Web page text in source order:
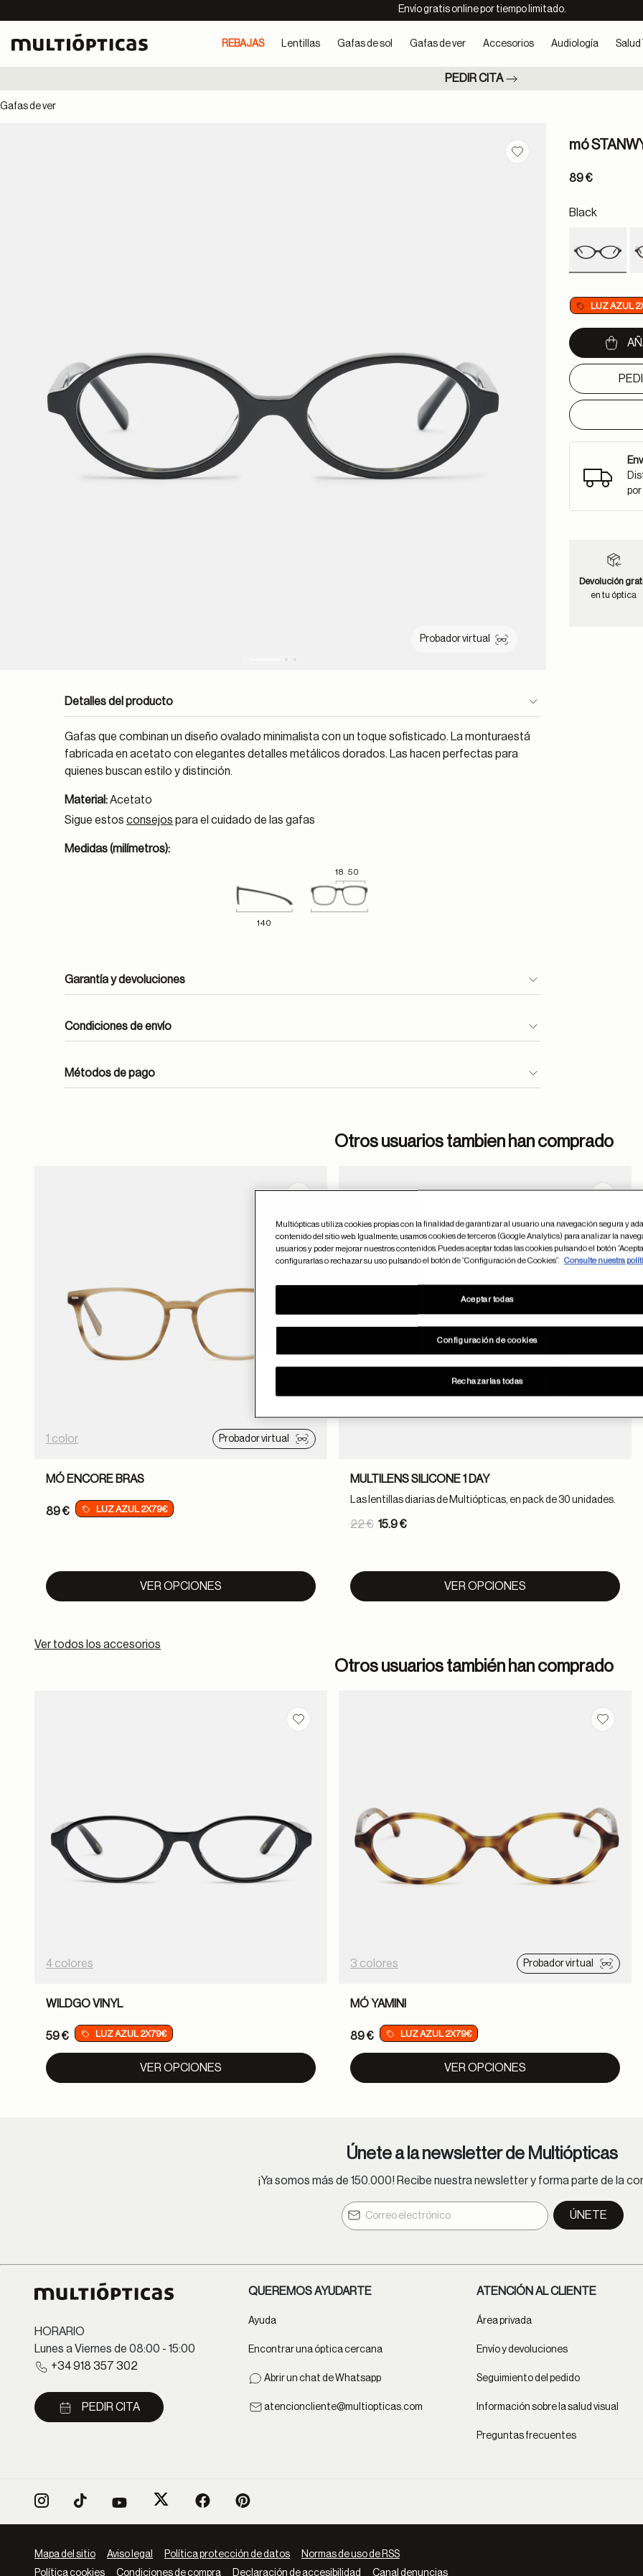
Envío gratis online por tiempo limitado.
REBAJAS Lentillas Gafas de sol Gafas de ver Accesorios Audiología Salud
PEDIR CITA
Gafas de ver
Probador virtual
Guardar en favoritos
Detalles del producto
Gafas que combinan un diseño ovalado minimalista con un toque sofisticado. La monturaestá
fabricada en acetato con elegantes detalles metálicos dorados. Las hacen perfectas para
quienes buscan estilo y distinción.
Material:Acetato
Sigue estosconsejos para el cuidado de las gafas
Medidas (milímetros):
18 50
140
Garantía y devoluciones
Condiciones de envío
Métodos de pago
mó
89 €
Black
LUZ AZUL
Devolución
en tu óptica
Otros usuarios tambien han comprado
1 color Probador virtual
MÓ ENCORE BRAS
89 € LUZ AZUL 2X79€
VER OPCIONES
MULTILENS SILICONE 1 DAY
Las lentillas diarias de Multiópticas, en pack de 30 unidades.
Price reduced from
22 € 15.9 €
VER OPCIONES
Ver todos los accesorios
Otros usuarios también han comprado
Guardar en favoritos
4 colores
WILDGO VINYL
59 € LUZ AZUL 2X79€
VER OPCIONES
3 colores Probador virtual
MÓ YAMINI
89 € LUZ AZUL 2X79€
VER OPCIONES
Únete a la newsletter de Multiópticas
¡Ya somos más de 150.000! Recibe nuestra newsletter y forma parte de la
ÚNETE
HORARIO
Lunes a Viernes de 08:00 - 15:00
+34 918 357 302
PEDIR CITA
QUEREMOS AYUDARTE
Ayuda
Encontrar una óptica cercana
Abrir un chat de Whatsapp
atencioncliente@multiopticas.com
ATENCIÓN AL CLIENTE
Área privada
Envío y devoluciones
Seguimiento del pedido
Información sobre la salud visual
Preguntas frecuentes
Mapa del sitio Aviso legal Política protección de datos
Normas de uso de RSS
Política cookies
Condiciones de compra Declaración de accesibilidad Canal denuncias
Multiópticas utiliza cookies propias con la finalidad de garantizar al usuario una navegación segura y
contenido del sitio web. Igualmente, usamos cookies de terceros (Google Analytics) para analizar la
usuarios y poder mejorar nuestros contenidos. Puedes aceptar todas las cookies pulsando el botón
configurarlas o rechazar su uso pulsando el botón de “Configuración de Cookies”.
Consulte nuestra
Configuración de cookies
Rechazarlas todas
Aceptar todas